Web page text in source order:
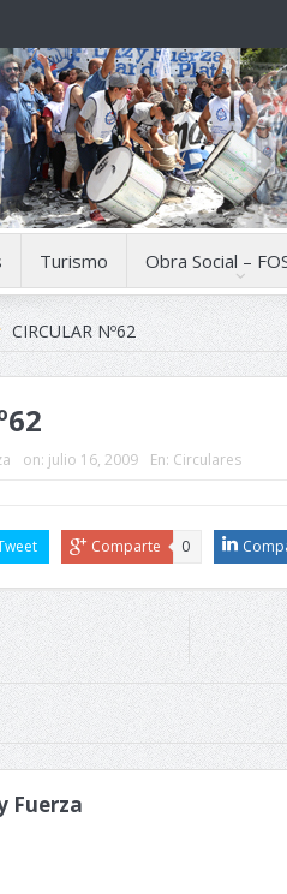
Turismo Obra Social –
CIRCULAR Nº62
on: julio 16, 2009 En: Circulares
Comparte 0
Fuerza